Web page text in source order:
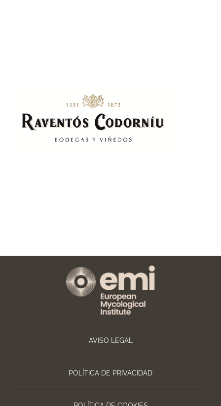
AVISO LEGAL
POLÍTICA DE PRIVACIDAD